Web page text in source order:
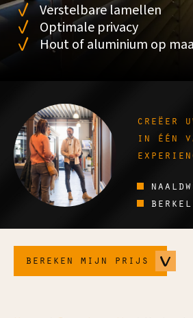
Verstelbare lamellen
Optimale privacy
Hout of aluminium op
creëer
in één
bereken mijn prijs